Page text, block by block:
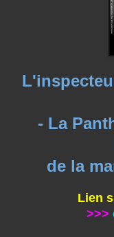
- La
de la
Lien
>>>